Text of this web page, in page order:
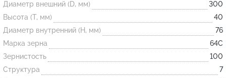
Огнеупорные
изделия
Скачать каталог
Тигель
Диаметр внешний (D, мм)
300
Высота (T, мм)
40
Диаметр внутренний (H, мм)
76
Марка зерна
64С
Зернистость
100
Структура
7